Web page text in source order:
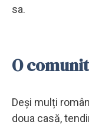
sa.
O
Deși mulți
doua casă,